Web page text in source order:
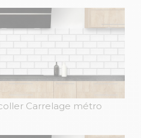
Carrelage métro